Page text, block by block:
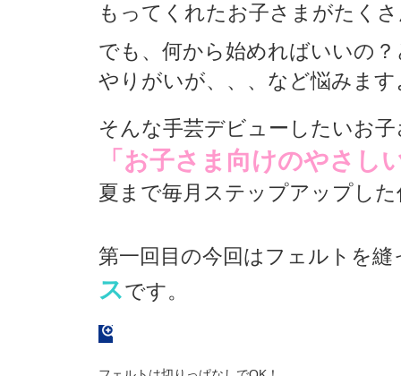
もってくれたお子さまがたく
でも、何から始めればいいの
やりがいが、、、など悩みます
そんな手芸デビューしたいお
「お子さま向けのやさし
夏まで毎月ステップアップし
第一回目の今回はフェルトを縫
スです。